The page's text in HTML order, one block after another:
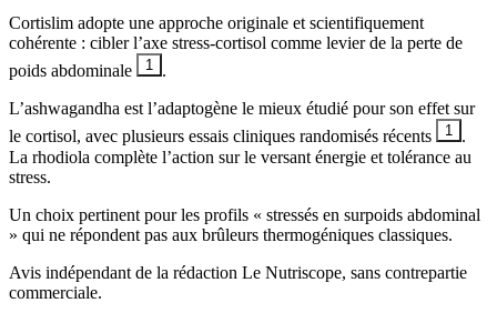
Cortislim adopte une approche originale et scientifiquement
cohérente : cibler l’axe stress-cortisol comme levier de la perte de
poids abdominale
1 .
L’ashwagandha est l’adaptogène le mieux étudié pour son effet sur
le cortisol, avec plusieurs essais cliniques randomisés récents
1 .
La rhodiola complète l’action sur le versant énergie et tolérance au
stress.
Un choix pertinent pour les profils « stressés en surpoids abdominal
» qui ne répondent pas aux brûleurs thermogéniques classiques.
Avis indépendant de la rédaction Le Nutriscope, sans contrepartie
commerciale.